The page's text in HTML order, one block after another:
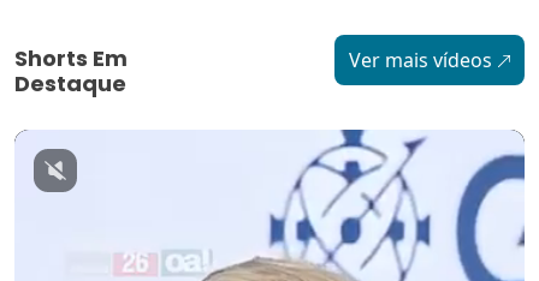
Shorts Em
Destaque
Ver mais vídeos